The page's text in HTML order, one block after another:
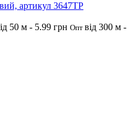
артикул 3647ТР
50 м - 5.99 грн Опт від 300 м -